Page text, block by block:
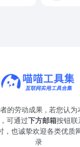
的劳动成果 , 若您认为
可通过下方邮箱按钮
，也诚挚欢迎各类优质
录